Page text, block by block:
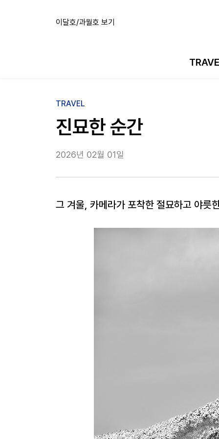
이달호/과월호 보기
TRAVEL
진묘한 순간
2026년 02월 01일
그 겨울, 카메라가 포착한 절묘하고 야릇